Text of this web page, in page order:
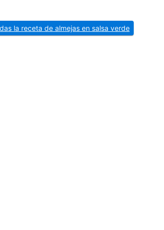
la receta de almejas en salsa verde